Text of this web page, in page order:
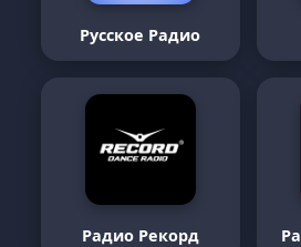
Русское Радио
Радио Рекорд